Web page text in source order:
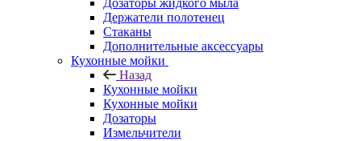
Дозаторы жидкого мыла
Держатели полотенец
Стаканы
Дополнительные аксессуары
Кухонные мойки
Назад
Кухонные мойки
Кухонные мойки
Дозаторы
Измельчители